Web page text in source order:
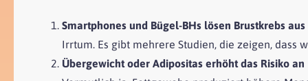
Smartphones und Bügel-BHs lösen Brustkrebs aus
Irrtum. Es gibt mehrere Studien, die zeigen, dass
Übergewicht oder Adipositas erhöht das Risiko